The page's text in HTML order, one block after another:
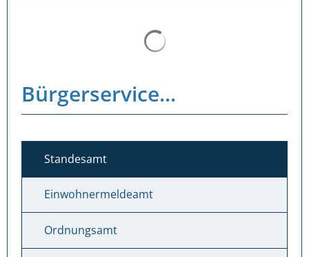
Bürgerservice...
Standesamt
Einwohnermeldeamt
Ordnungsamt